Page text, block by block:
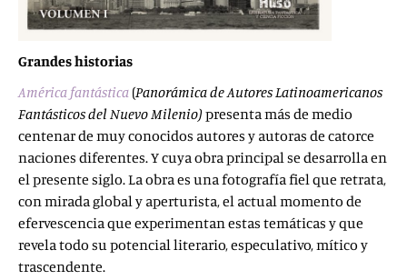
Grandes historias
América fantástica (Panorámica de Autores Latinoamericanos
Fantásticos del Nuevo Milenio) presenta más de medio
centenar de muy conocidos autores y autoras de catorce
naciones diferentes. Y cuya obra principal se desarrolla en
el presente siglo. La obra es una fotografía fiel que retrata,
con mirada global y aperturista, el actual momento de
efervescencia que experimentan estas temáticas y que
revela todo su potencial literario, especulativo, mítico y
trascendente.